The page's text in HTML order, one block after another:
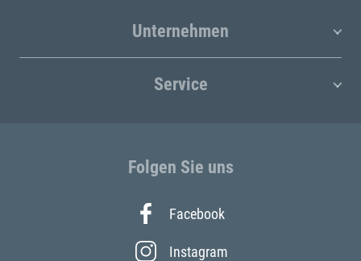
Unternehmen
Service
Folgen Sie uns
Facebook
Instagram